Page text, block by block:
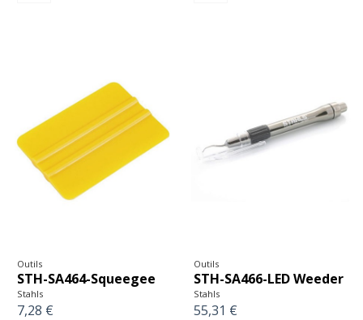
Outils
STH-SA464-Squeegee
Stahls
7,28 €
Outils
STH-SA466-LED Weeder
Stahls
55,31 €